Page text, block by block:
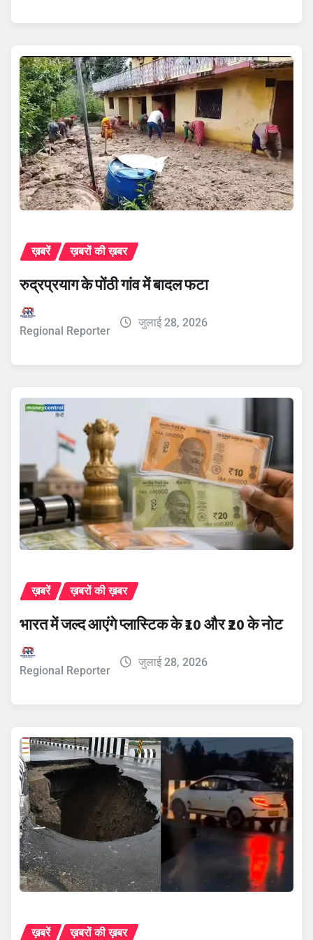
ख़बरें ख़बरों की ख़बर
रुद्रप्रयाग के पोंठी गांव में बादल फटा
Regional Reporter
जुलाई 28, 2026
ख़बरें ख़बरों की ख़बर
भारत में जल्द आएंगे प्लास्टिक के ₹10 और ₹20 के नोट
Regional Reporter
जुलाई 28, 2026
ख़बरें ख़बरों की ख़बर